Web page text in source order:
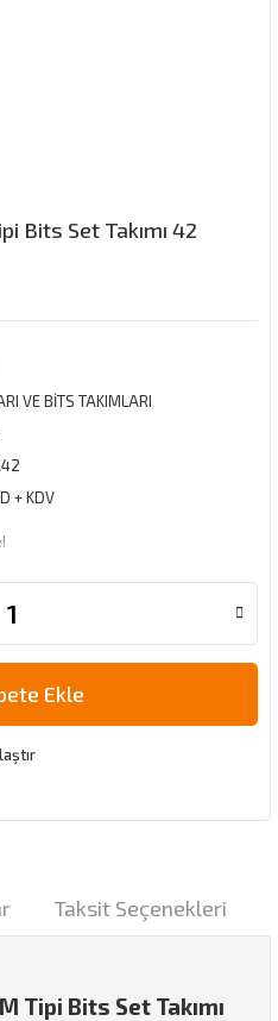
Bits Set Takımı 42
VE BİTS TAKIMLARI
+ KDV
Ekle
Taksit Seçenekleri
Tipi Bits Set Takımı